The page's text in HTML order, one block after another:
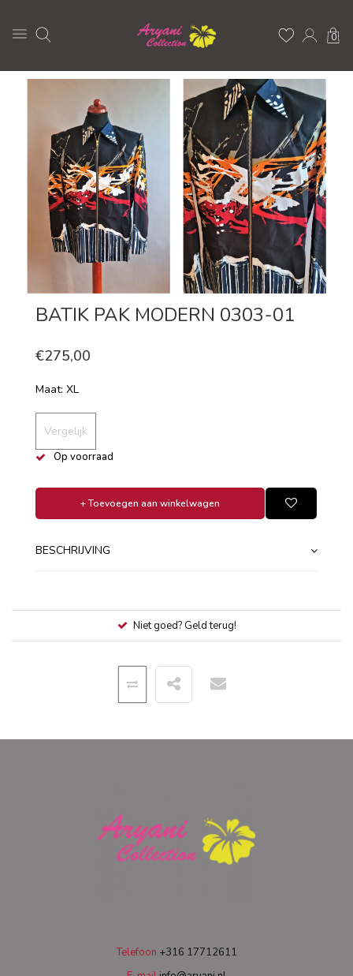
0
BATIK PAK MODERN 0303-01
€275,00
Maat: XL
Vergelijk
Op voorraad
+ Toevoegen aan winkelwagen
BESCHRIJVING
Niet goed? Geld terug!
Telefoon +316 17712611